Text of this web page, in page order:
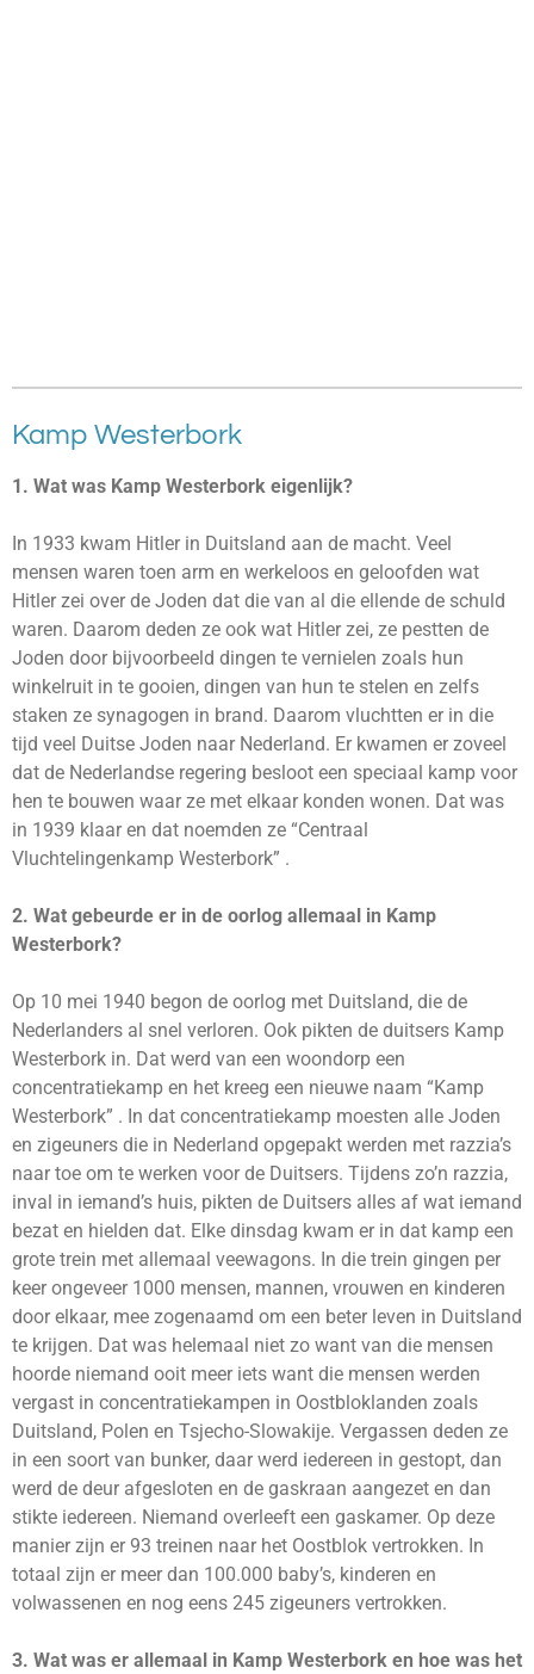
Kamp Westerbork
1. Wat was Kamp Westerbork eigenlijk?
In 1933 kwam Hitler in Duitsland aan de macht. Veel
mensen waren toen arm en werkeloos en geloofden wat
Hitler zei over de Joden dat die van al die ellende de schuld
waren. Daarom deden ze ook wat Hitler zei, ze pestten de
Joden door bijvoorbeeld dingen te vernielen zoals hun
winkelruit in te gooien, dingen van hun te stelen en zelfs
staken ze synagogen in brand. Daarom vluchtten er in die
tijd veel Duitse Joden naar Nederland. Er kwamen er zoveel
dat de Nederlandse regering besloot een speciaal kamp voor
hen te bouwen waar ze met elkaar konden wonen. Dat was
in 1939 klaar en dat noemden ze “Centraal
Vluchtelingenkamp Westerbork” .
2. Wat gebeurde er in de oorlog allemaal in Kamp
Westerbork?
Op 10 mei 1940 begon de oorlog met Duitsland, die de
Nederlanders al snel verloren. Ook pikten de duitsers Kamp
Westerbork in. Dat werd van een woondorp een
concentratiekamp en het kreeg een nieuwe naam “Kamp
Westerbork” . In dat concentratiekamp moesten alle Joden
en zigeuners die in Nederland opgepakt werden met razzia’s
naar toe om te werken voor de Duitsers. Tijdens zo’n razzia,
inval in iemand’s huis, pikten de Duitsers alles af wat iemand
bezat en hielden dat. Elke dinsdag kwam er in dat kamp een
grote trein met allemaal veewagons. In die trein gingen per
keer ongeveer 1000 mensen, mannen, vrouwen en kinderen
door elkaar, mee zogenaamd om een beter leven in Duitsland
te krijgen. Dat was helemaal niet zo want van die mensen
hoorde niemand ooit meer iets want die mensen werden
vergast in concentratiekampen in Oostbloklanden zoals
Duitsland, Polen en Tsjecho-Slowakije. Vergassen deden ze
in een soort van bunker, daar werd iedereen in gestopt, dan
werd de deur afgesloten en de gaskraan aangezet en dan
stikte iedereen. Niemand overleeft een gaskamer. Op deze
manier zijn er 93 treinen naar het Oostblok vertrokken. In
totaal zijn er meer dan 100.000 baby’s, kinderen en
volwassenen en nog eens 245 zigeuners vertrokken.
3. Wat was er allemaal in Kamp Westerbork en hoe was het